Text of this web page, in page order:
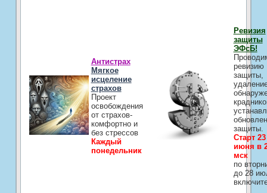
Антистрах
Мягкое
исцеление
страхов
Проект
освобождения
от страхов-
комфортно и
без стрессов
Каждый
понедельник
Ревизия
защиты
ЭФсБ!
ревизию
защиты,
защиты.
Старт 23
июня в
мск
по
до 28